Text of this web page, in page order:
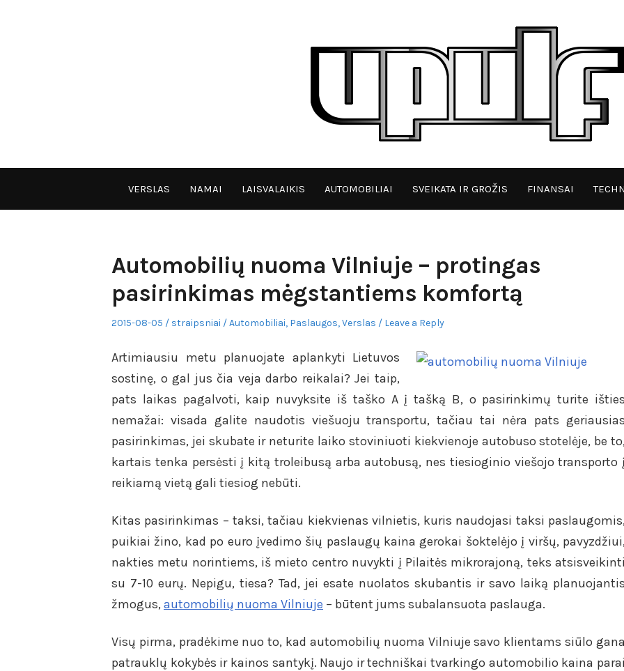
VPULF
VERSLAS NAMAI LAISVALAIKIS AUTOMOBILIAI SVEIKATA IR GROŽIS FINANSAI
Automobilių nuoma Vilniuje – protingas
pasirinkimas mėgstantiems komfortą
Posted
2015-08-05 Author
straipsniai
Posted
Automobiliai, Paslaugos,Verslas Leave a Reply
Artimiausiu metu planuojate aplankyti Lietuvos
sostinę, o gal jus čia veja darbo reikalai? Jei taip,
pats laikas pagalvoti, kaip nuvyksite iš taško A į tašką B, o pasirinkimų turite išties
nemažai: visada galite naudotis viešuoju transportu, tačiau tai nėra pats geriausias
pasirinkimas, jei skubate ir neturite laiko stoviniuoti kiekvienoje autobuso stotelėje, be
kartais tenka persėsti į kitą troleibusą arba autobusą, nes tiesioginio viešojo transporto į
reikiamą vietą gali tiesiog nebūti.
Kitas pasirinkimas – taksi, tačiau kiekvienas vilnietis, kuris naudojasi taksi
puikiai žino, kad po euro įvedimo šių paslaugų kaina gerokai šoktelėjo į viršų,
nakties metu norintiems, iš mieto centro nuvykti į Pilaitės mikrorajoną, teks atsisveikinti
su 7-10 eurų. Nepigu, tiesa? Tad, jei esate nuolatos skubantis ir savo laiką planuojantis
žmogus,automobilių nuoma Vilniuje – būtent jums subalansuota paslauga.
Visų pirma, pradėkime nuo to, kad automobilių nuoma Vilniuje savo klientams siūlo gana
patrauklų kokybės ir kainos santykį. Naujo ir techniškai tvarkingo automobilio kaina parai